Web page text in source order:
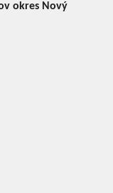
okres Nový